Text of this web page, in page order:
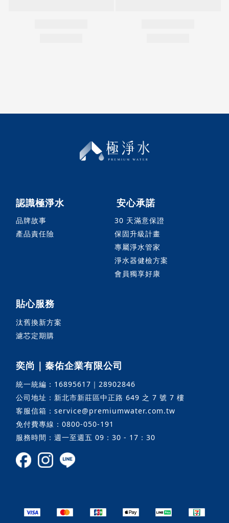
認識極淨水
品牌故事
產品責任險
安心承諾
30 天滿意保證
保固升級計畫
專屬淨水管家
淨水器健檢方案
會員獨享好康
貼心服務
汰舊換新方案
濾芯定期購
奕尚｜秦佑企業有限公司
統一統編：16895617｜28902846
公司地址：新北市新莊區中正路 649 之 7 號 7 樓
客服信箱：service@premiumwater.com.tw
免付費專線：0800-050-191
服務時間：週一至週五 09：30 - 17：30